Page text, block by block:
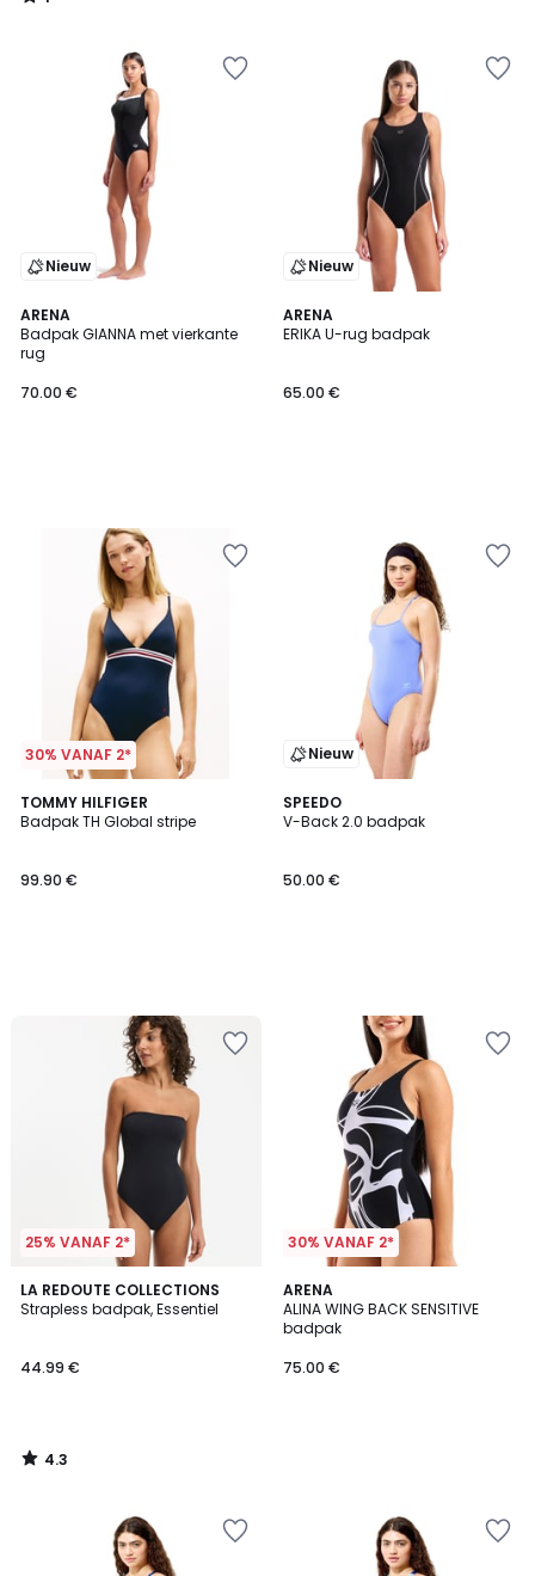
/
Nieuw
ARENA
Badpak GIANNA met vierkante
rug
70.00 €
Nieuw
ARENA
ERIKA U-rug badpak
65.00 €
30% VANAF 2*
TOMMY HILFIGER
Badpak TH Global stripe
99.90 €
Nieuw
SPEEDO
V-Back 2.0 badpak
50.00 €
25% VANAF 2*
LA REDOUTE COLLECTIONS
Strapless badpak, Essentiel
44.99 €
4.3
/ 5
4.3
/
30% VANAF 2*
ARENA
ALINA WING BACK SENSITIVE
badpak
75.00 €